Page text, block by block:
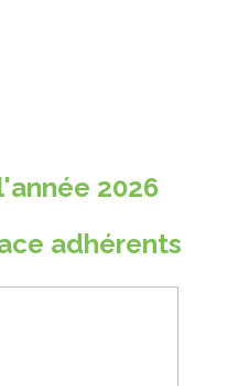
2026
adhérents